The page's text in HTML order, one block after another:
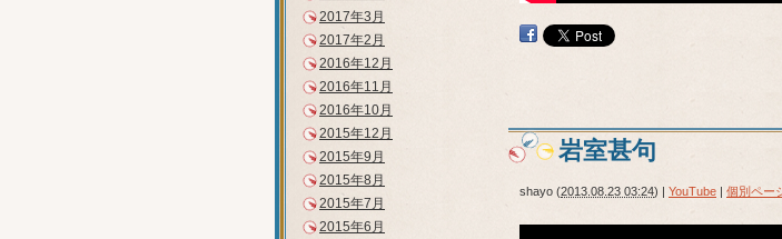
岩室甚句
shayo (2013.08.23 03:24) | YouTube | 個別ペー
2017年3月
2017年2月
2016年12月
2016年11月
2016年10月
2015年12月
2015年9月
2015年8月
2015年7月
2015年6月